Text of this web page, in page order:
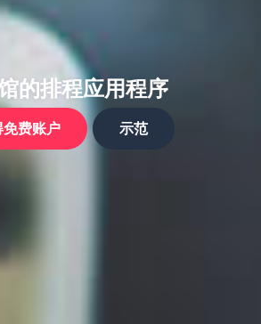
的排程应用程序
免费账户 示范